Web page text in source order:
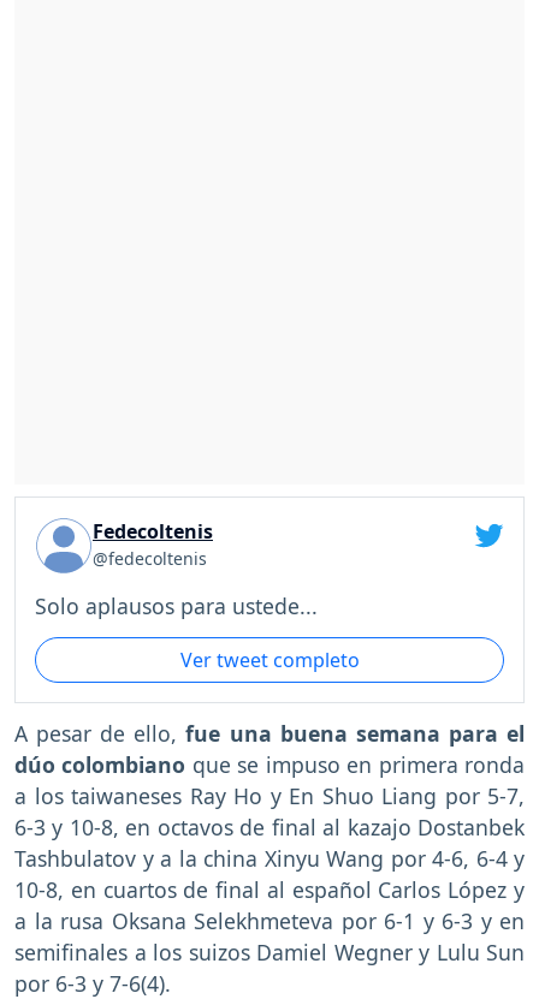
Fedecoltenis
@fedecoltenis
Solo aplausos para ustede...
Ver tweet completo
A pesar de ello, fue una buena semana para el
dúo colombiano que se impuso en primera ronda
a los taiwaneses Ray Ho y En Shuo Liang por 5-7,
6-3 y 10-8, en octavos de final al kazajo Dostanbek
Tashbulatov y a la china Xinyu Wang por 4-6, 6-4 y
10-8, en cuartos de final al español Carlos López y
a la rusa Oksana Selekhmeteva por 6-1 y 6-3 y en
semifinales a los suizos Damiel Wegner y Lulu Sun
por 6-3 y 7-6(4).